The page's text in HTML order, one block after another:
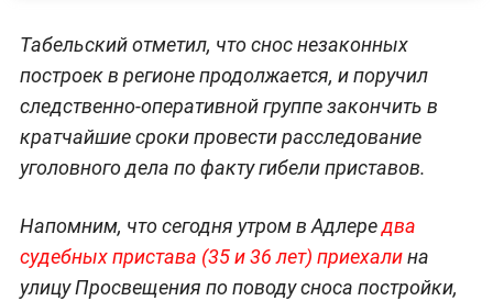
Табельский отметил, что снос незаконных
построек в регионе продолжается, и поручил
следственно-оперативной группе закончить в
кратчайшие сроки провести расследование
уголовного дела по факту гибели приставов.
Напомним, что сегодня утром в Адлередва
судебных пристава (35 и 36 лет) приехалина
улицу Просвещения по поводу сноса постройки,